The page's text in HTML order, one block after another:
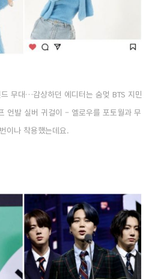
무대…감상하던 에디터는 숨멎 BTS 지민
언발 실버 귀걸이 – 옐로우를 포토월과 무
이나 착용했는데요.